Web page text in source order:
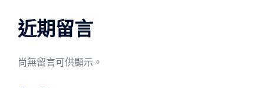
近期留言
尚無留言可供顯示。